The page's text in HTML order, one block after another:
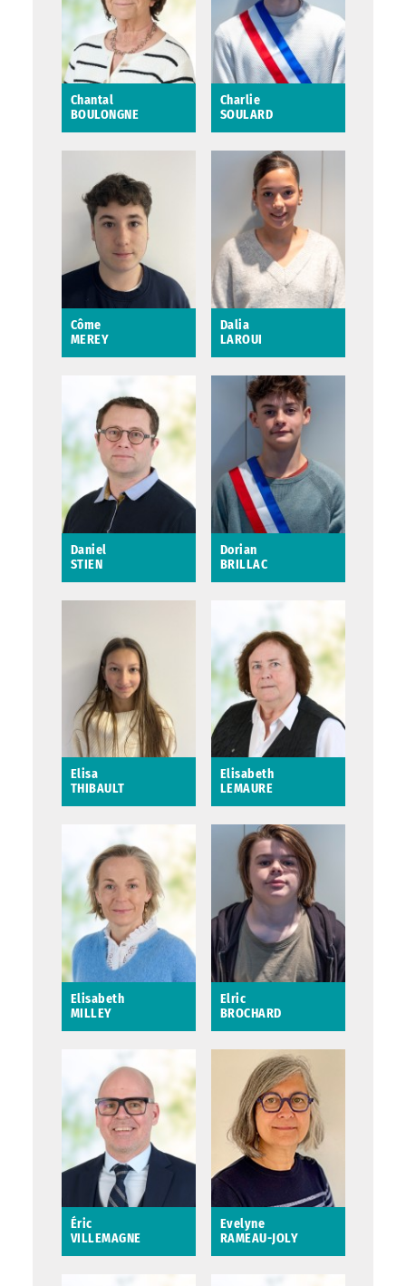
Saint-Avertin
Chantal
BOULONGNE
Chantal BOULONGNE
6ème adjointe au
Maire en charge des
Affaires culturelles
Saint-Avertin
Charlie
SOULARD
Charlie SOULARD
Côme
MEREY
Dalia
LAROUI
Dalia LAROUI
Daniel
STIEN
Daniel STIEN
Dorian
BRILLAC
Elisa
THIBAULT
Elisabeth
LEMAURE
Elisabeth LEMAURE
Conseillère
municipale et
métropolitaine
Saint-Avertin
Elisabeth
MILLEY
Conseillère
municipale déléguée
à la concertation
citoyenne
Saint-Avertin
Elric
BROCHARD
Elric BROCHARD
Éric
VILLEMAGNE
Evelyne
RAMEAU-JOLY